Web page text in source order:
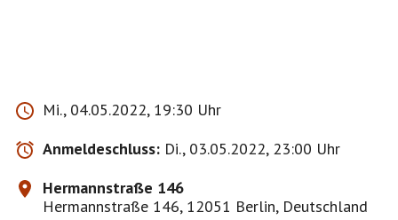
Mi., 04.05.2022, 19:30 Uhr
Anmeldeschluss: Di., 03.05.2022, 23:00 Uhr
Hermannstraße 146
Hermannstraße 146, 12051 Berlin, Deutschland